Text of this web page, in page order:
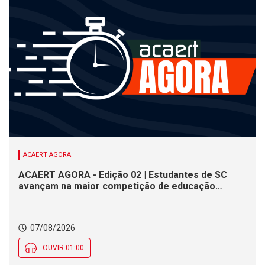
ACAERT AGORA
ACAERT AGORA - Edição 02 | Estudantes de SC
avançam na maior competição de educação
Social nesta sexta (7)
07/08/2026
OUVIR 01:00